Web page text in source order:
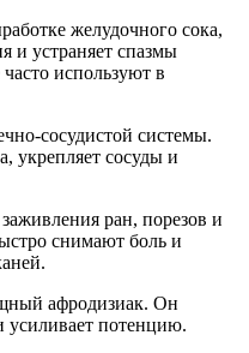
желудочного сока,
и устраняет спазмы
используют в
сосудистой системы.
укрепляет сосуды и
ран, порезов и
снимают боль и
афродизиак. Он
усиливает потенцию.